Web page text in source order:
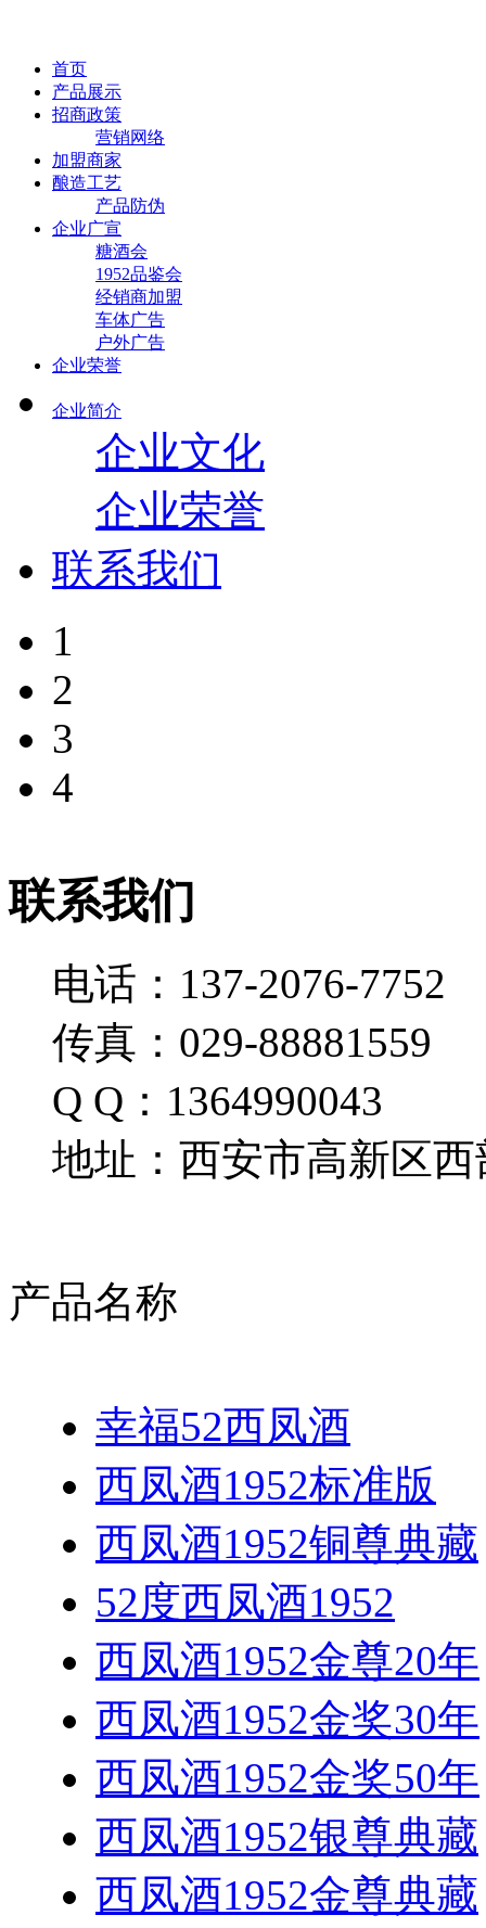
首页
产品展示
招商政策
营销网络
加盟商家
酿造工艺
产品防伪
企业广宣
糖酒会
1952品鉴会
经销商加盟
车体广告
户外广告
企业荣誉
企业简介
企业文化
企业荣誉
联系我们
1
2
3
4
联系我们
电话：137-2076-7752
传真：029-88881559
Q Q：1364990043
地址：西安市高新区西
产品名称
幸福52西凤酒
西凤酒1952标准版
西凤酒1952铜尊典藏
52度西凤酒1952
西凤酒1952金尊20年
西凤酒1952金奖30年
西凤酒1952金奖50年
西凤酒1952银尊典藏
西凤酒1952金尊典藏